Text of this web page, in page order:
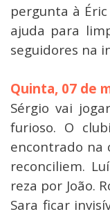
pergunta à
ajuda para
seguidores na
Quinta, 07 de
Sérgio vai
furioso. O
encontrado na
reconciliem.
reza por João.
Sara ficar